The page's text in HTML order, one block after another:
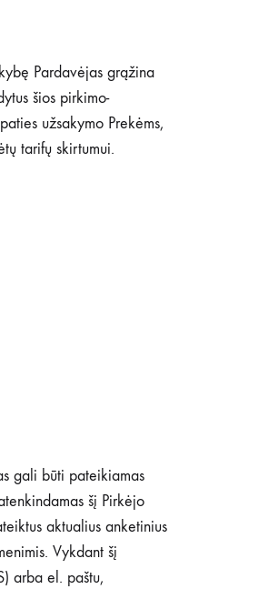
Pardavėjas grąžina
šios pirkimo-
užsakymo Prekėms,
tarifų skirtumui.
gali būti pateikiamas
šį Pirkėjo
aktualius anketinius
Vykdant šį
arba el. paštu,